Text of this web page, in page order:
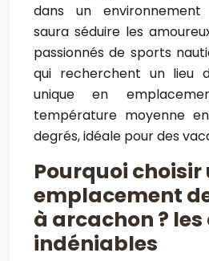
dans un
saura séduire les
passionnés de sports
qui recherchent un lieu
unique en
température moyenne
degrés, idéale pour des
Pourquoi choisir
emplacement
à arcachon ?
indéniables